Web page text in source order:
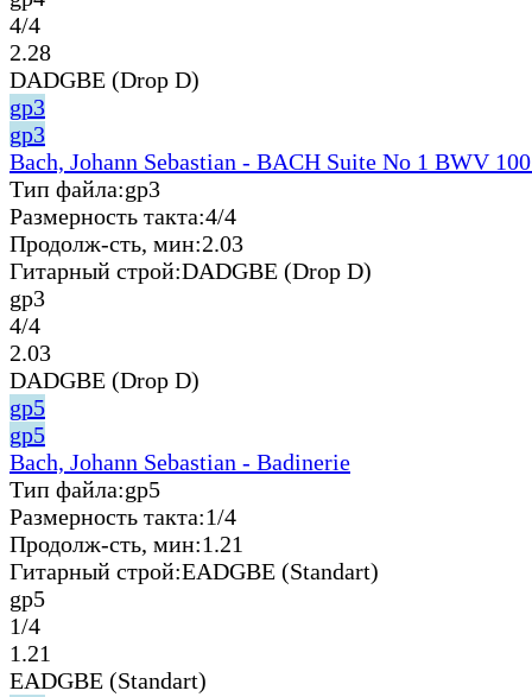
4/4
2.28
DADGBE (Drop D)
gp3
gp3
Bach, Johann Sebastian - BACH Suite No 1 BWV
Тип файла:gp3
Размерность такта:4/4
Продолж-сть, мин:2.03
Гитарный строй:DADGBE (Drop D)
gp3
4/4
2.03
DADGBE (Drop D)
gp5
gp5
Bach, Johann Sebastian - Badinerie
Тип файла:gp5
Размерность такта:1/4
Продолж-сть, мин:1.21
Гитарный строй:EADGBE (Standart)
gp5
1/4
1.21
EADGBE (Standart)